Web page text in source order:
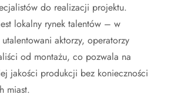
do realizacji projektu.
lokalny rynek talentów – w
aktorzy, operatorzy
od montażu, co pozwala na
jakości produkcji bez konieczności
miast.